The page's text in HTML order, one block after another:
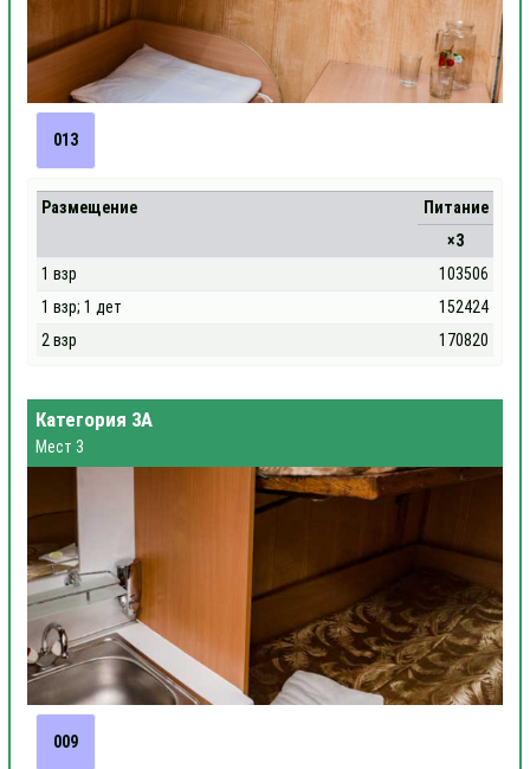
013
Размещение
Питание
×3
1 взр
103506
1 взр; 1 дет
152424
2 взр
170820
Категория 3А
Мест 3
009